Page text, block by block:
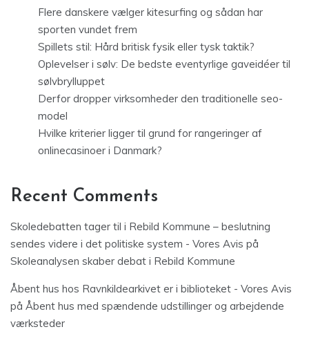
Flere danskere vælger kitesurfing og sådan har
sporten vundet frem
Spillets stil: Hård britisk fysik eller tysk taktik?
Oplevelser i sølv: De bedste eventyrlige gaveidéer til
sølvbrylluppet
Derfor dropper virksomheder den traditionelle seo-
model
Hvilke kriterier ligger til grund for rangeringer af
onlinecasinoer i Danmark?
Recent Comments
Skoledebatten tager til i Rebild Kommune – beslutning
sendes videre i det politiske system - Vores Avis på
Skoleanalysen skaber debat i Rebild Kommune
Åbent hus hos Ravnkildearkivet er i biblioteket - Vores Avis
på Åbent hus med spændende udstillinger og arbejdende
værksteder